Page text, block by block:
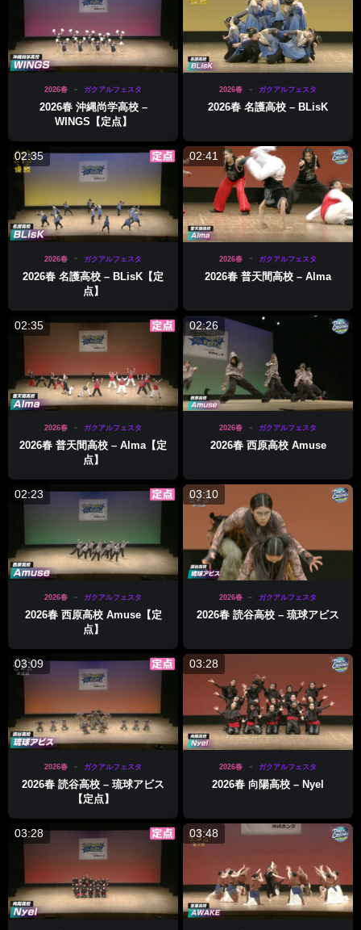
2026春 ガクアルフェスタ
2026春 沖縄尚学高校 –
WINGS【定点】
2026春 ガクアルフェスタ
2026春 名護高校 – BLisK
02:35
2026春 ガクアルフェスタ
2026春 名護高校 – BLisK【定
点】
02:41
2026春 ガクアルフェスタ
2026春 普天間高校 – Alma
02:35
2026春 ガクアルフェスタ
2026春 普天間高校 – Alma【定
点】
02:26
2026春 ガクアルフェスタ
2026春 西原高校 Amuse
02:23
2026春 ガクアルフェスタ
2026春 西原高校 Amuse【定
点】
03:10
2026春 ガクアルフェスタ
2026春 読谷高校 – 琉球アビス
03:09
2026春 ガクアルフェスタ
2026春 読谷高校 – 琉球アビス
【定点】
03:28
2026春 ガクアルフェスタ
2026春 向陽高校 – Nyel
03:28 03:48